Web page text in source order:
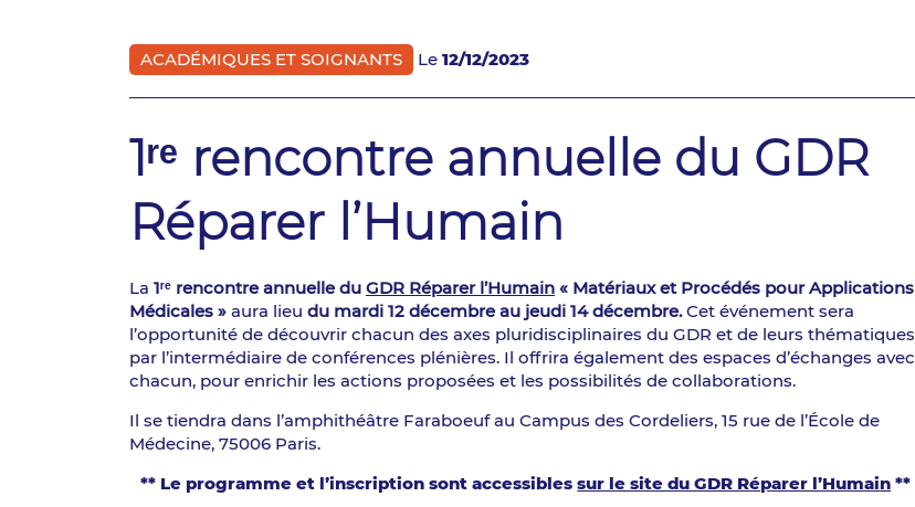
ACADÉMIQUES ET SOIGNANTS Le 12/12/2023
1ʳᵉ rencontre annuelle du GDR
Réparer l’Humain
La 1ʳᵉ rencontre annuelle du GDR Réparer l’Humain « Matériaux et Procédés pour Applications
Médicales » aura lieu du mardi 12 décembre au jeudi 14 décembre.Cet événement sera
l’opportunité de découvrir chacun des axes pluridisciplinaires du GDR et de leurs thématiques
par l’intermédiaire de conférences plénières. Il offrira également des espaces d’échanges avec
chacun, pour enrichir les actions proposées et les possibilités de collaborations.
Il se tiendra dans l’amphithéâtre Faraboeuf au Campus des Cordeliers, 15 rue de l’École de
Médecine, 75006 Paris.
** Le programme et l’inscription sont accessiblessur le site du GDR Réparer l’Humain **